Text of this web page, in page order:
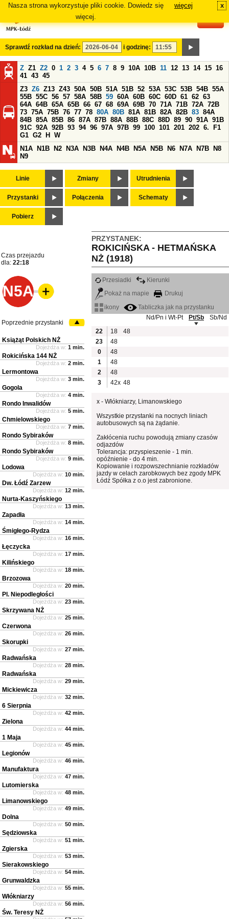
Nasza strona wykorzystuje pliki cookie. Dowiedz się
więcej.
więcej x
Sprawdź rozkład na dzień: i godzinę:
Z Z1 Z2 0 1 2 3 4 5 6 7 8 9 10A 10B 11 12 13 14 15 16
41 43 45
Z3 Z6 Z13 Z43 50A 50B 51A 51B 52 53A 53C 53B 54B 55A
55B 55C 56 57 58A 58B 59 60A 60B 60C 60D 61 62 63
64A 64B 65A 65B 66 67 68 69A 69B 70 71A 71B 72A 72B
73 75A 75B 76 77 78 80A 80B 81A 81B 82A 82B 83 84A
84B 85A 85B 86 87A 87B 88A 88B 88C 88D 89 90 91A 91B
91C 92A 92B 93 94 96 97A 97B 99 100 101 201 202 6.
F1
G1 G2 H
W
N1A
N1B N2 N3A N3B N4A N4B N5A N5B N6 N7A N7B
N8
N9
Linie Zmiany Utrudnienia
Przystanki Połączenia Schematy
Pobierz
PRZYSTANEK:
ROKICIŃSKA - HETMAŃSKA
NŻ (1918)
Czas przejazdu
dla: 22:18
N5A
Przesiadki
Kierunki
Pokaż na mapie
Drukuj
ikony
Tabliczka jak na przystanku
Nd/Pn i Wt-Pt
Pt/Sb
Sb/Nd
22
18
48
23
48
0
48
1
48
2
48
3
42x 48
x - Włókniarzy, Limanowskiego
Wszystkie przystanki na nocnych liniach
autobusowych są na żądanie.
Zakłócenia ruchu powodują zmiany czasów
odjazdów
Tolerancja: przyspieszenie - 1 min.
opóźnienie - do 4 min.
Kopiowanie i rozpowszechnianie rozkładów
jazdy w celach zarobkowych bez zgody MPK
Łódź Spółka z o.o jest zabronione.
Poprzednie przystanki
Książąt Polskich NŻ
Dojeżdża w: 1 min.
Rokicińska 144 NŻ
Dojeżdża w: 2 min.
Lermontowa
Dojeżdża w: 3 min.
Gogola
Dojeżdża w: 4 min.
Rondo Inwalidów
Dojeżdża w: 5 min.
Chmielowskiego
Dojeżdża w: 7 min.
Rondo Sybiraków
Dojeżdża w: 8 min.
Rondo Sybiraków
Dojeżdża w: 9 min.
Lodowa
Dojeżdża w: 10 min.
Dw. Łódź Zarzew
Dojeżdża w: 12 min.
Nurta-Kaszyńskiego
Dojeżdża w: 13 min.
Zapadła
Dojeżdża w: 14 min.
Śmigłego-Rydza
Dojeżdża w: 16 min.
Łęczycka
Dojeżdża w: 17 min.
Kilińskiego
Dojeżdża w: 18 min.
Brzozowa
Dojeżdża w: 20 min.
Pl. Niepodległości
Dojeżdża w: 23 min.
Skrzywana NŻ
Dojeżdża w: 25 min.
Czerwona
Dojeżdża w: 26 min.
Skorupki
Dojeżdża w: 27 min.
Radwańska
Dojeżdża w: 28 min.
Radwańska
Dojeżdża w: 29 min.
Mickiewicza
Dojeżdża w: 32 min.
6 Sierpnia
Dojeżdża w: 42 min.
Zielona
Dojeżdża w: 44 min.
1 Maja
Dojeżdża w: 45 min.
Legionów
Dojeżdża w: 46 min.
Manufaktura
Dojeżdża w: 47 min.
Lutomierska
Dojeżdża w: 48 min.
Limanowskiego
Dojeżdża w: 49 min.
Dolna
Dojeżdża w: 50 min.
Sędziowska
Dojeżdża w: 51 min.
Zgierska
Dojeżdża w: 53 min.
Sierakowskiego
Dojeżdża w: 54 min.
Grunwaldzka
Dojeżdża w: 55 min.
Włókniarzy
Dojeżdża w: 56 min.
Św. Teresy NŻ